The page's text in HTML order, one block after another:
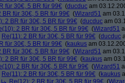
für 30€, 5 BR für 99€ (ducduc am
BR für 30€, 5 BR für 99€ (Wizard51 am
2 BR für 30€, 5 BR für 99€ (ducduc am
2 BR für 30€, 5 BR für 99€ (Wizard51
Re(11): 2 BR für 30€, 5 BR für 99€ (ducduc
für 30€, 5 BR für 99€ (kaukus am
BR für 30€, 5 BR für 99€ (Wizard51 am
2 BR für 30€, 5 BR für 99€ (kaukus am
2 BR für 30€, 5 BR für 99€ (Wizard51
Re(11): 2 BR für 30€, 5 BR für 99€ (kaukus
Re(12): 2 BR für 30€, 5 BR für 99€ (